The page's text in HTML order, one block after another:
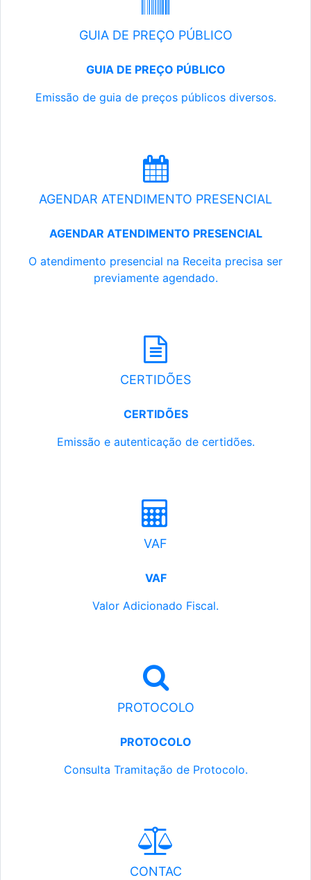
GUIA DE PREÇO PÚBLICO
GUIA DE PREÇO PÚBLICO
Emissão de guia de preços públicos diversos.
AGENDAR ATENDIMENTO PRESENCIAL
AGENDAR ATENDIMENTO PRESENCIAL
O atendimento presencial na Receita precisa ser
previamente agendado.
CERTIDÕES
CERTIDÕES
Emissão e autenticação de certidões.
VAF
VAF
Valor Adicionado Fiscal.
PROTOCOLO
PROTOCOLO
Consulta Tramitação de Protocolo.
CONTAC